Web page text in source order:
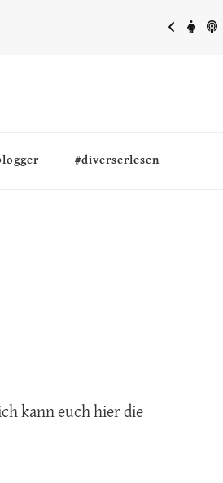
#diverserlesen
kann euch hier die